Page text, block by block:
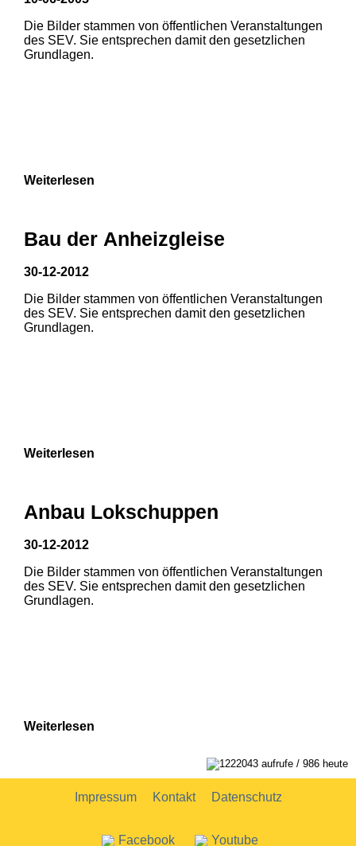
1 2
1 2
1 2
Die Bilder stammen von öffentlichen Veranstaltungen
des SEV. Sie entsprechen damit den gesetzlichen
Grundlagen.
Weiterlesen
Bau der Anheizgleise
30-12-2012
Die Bilder stammen von öffentlichen Veranstaltungen
des SEV. Sie entsprechen damit den gesetzlichen
Grundlagen.
Weiterlesen
Anbau Lokschuppen
30-12-2012
Die Bilder stammen von öffentlichen Veranstaltungen
des SEV. Sie entsprechen damit den gesetzlichen
Grundlagen.
Weiterlesen
1222043 aufrufe / 986 heute
Impressum Kontakt Datenschutz
Facebook Youtube